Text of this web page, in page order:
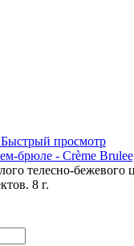
Быстрый просмотр
брюле - Crème
телесно-бежевого
8 г.